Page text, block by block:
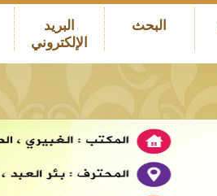
البحث
البريد
الإلكتروني